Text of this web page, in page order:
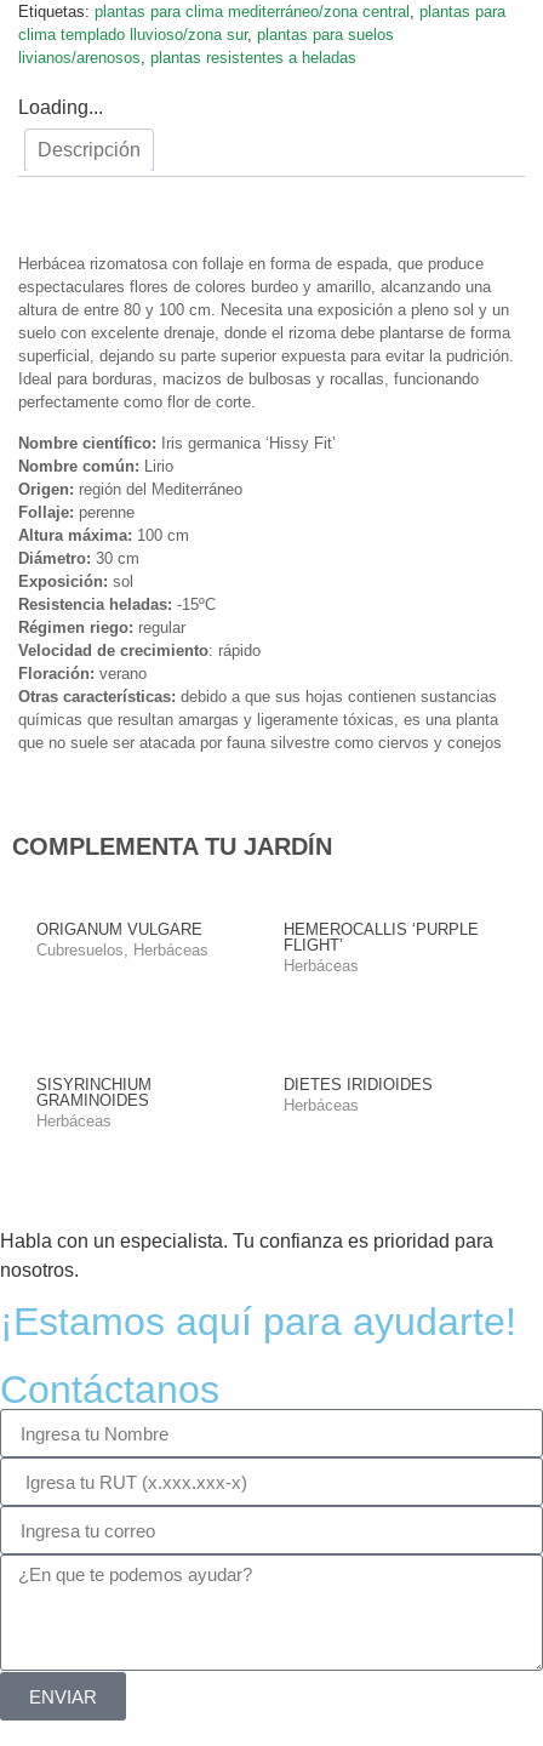
Etiquetas: plantas para clima mediterráneo/zona central , plantas para
clima templado lluvioso/zona sur, plantas para suelos
livianos/arenosos, plantas resistentes a heladas
Loading...
Descripción
Herbácea rizomatosa con follaje en forma de espada, que produce
espectaculares flores de colores burdeo y amarillo, alcanzando una
altura de entre 80 y 100 cm. Necesita una exposición a pleno sol y un
suelo con excelente drenaje, donde el rizoma debe plantarse de forma
superficial, dejando su parte superior expuesta para evitar la pudrición.
Ideal para borduras, macizos de bulbosas y rocallas, funcionando
perfectamente como flor de corte.
Nombre científico: Iris germanica ‘Hissy Fit’
Nombre común: Lirio
Origen: región del Mediterráneo
Follaje: perenne
Altura máxima: 100 cm
Diámetro: 30 cm
Exposición: sol
Resistencia heladas: -15ºC
Régimen riego: regular
Velocidad de crecimiento: rápido
Floración: verano
Otras características: debido a que sus hojas contienen sustancias
químicas que resultan amargas y ligeramente tóxicas, es una planta
que no suele ser atacada por fauna silvestre como ciervos y conejos
COMPLEMENTA TU JARDÍN
Cubresuelos Herbáceas
ORIGANUM VULGARE
Herbáceas
HEMEROCALLIS ‘PURPLE
FLIGHT’
Herbáceas
SISYRINCHIUM
GRAMINOIDES
Herbáceas
DIETES IRIDIOIDES
Habla con un especialista. Tu confianza es prioridad para
nosotros.
¡Estamos aquí para ayudarte!
Contáctanos
ENVIAR